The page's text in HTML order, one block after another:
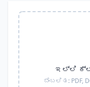
ಇಲ್ಲಿ
ಬೆಂಬಲಿತ: PDF,